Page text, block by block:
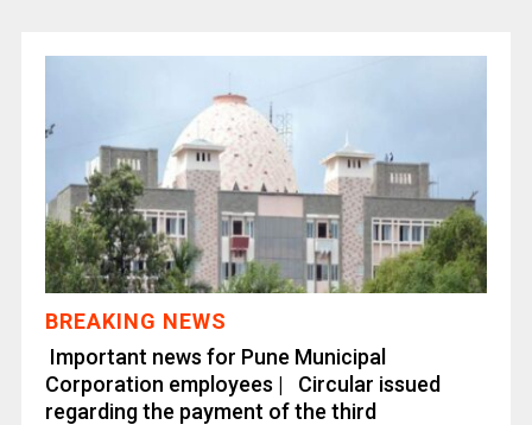
BREAKING NEWS
Important news for Pune Municipal
Corporation employees | Circular issued
regarding the payment of the third